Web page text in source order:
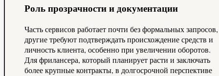
Роль прозрачности и документации
Часть сервисов работает почти без формальных запросов,
другие требуют подтверждать происхождение средств и
личность клиента, особенно при увеличении оборотов.
Для фрилансера, который планирует расти и заключать
более крупные контракты, в долгосрочной перспективе